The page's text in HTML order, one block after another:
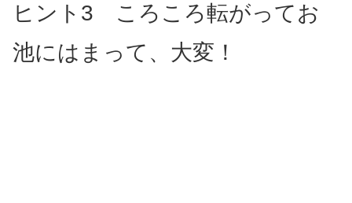
ヒント3 ころころ転がってお
池にはまって、大変！